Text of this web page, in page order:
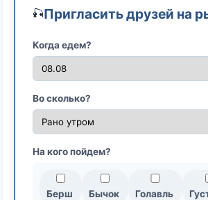
🎣Пригласить друзей на
Когда едем?
Во сколько?
На кого пойдем?
Берш Бычок Голавль